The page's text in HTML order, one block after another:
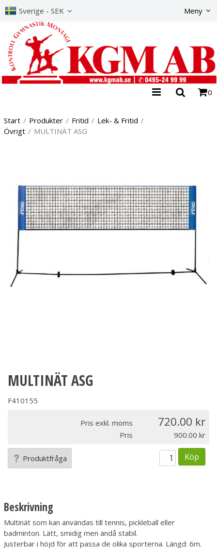
Sverige - SEK Meny
0
Start / Produkter / Fritid / Lek- & Fritid /
Övrigt / MULTINÄT ASG
MULTINÄT ASG
F410155
Pris exkl. moms 720.00
Pris 900.00
Produktfråga Köp
Beskrivning
Multinät som kan användas till tennis, pickleball eller
badminton. Lätt, smidig men ändå stabil.
Justerbar i höjd för att passa de olika sporterna. Längd: 6m.